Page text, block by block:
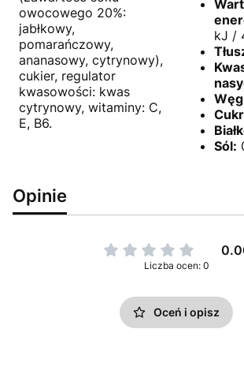
owocowego 20%:
jabłkowy,
pomarańczowy,
ananasowy, cytrynowy),
cukier, regulator
kwasowości: kwas
cytrynowy, witaminy: C,
E, B6.
kJ /
Sól:
Opinie
Liczba ocen: 0
Oceń i opisz